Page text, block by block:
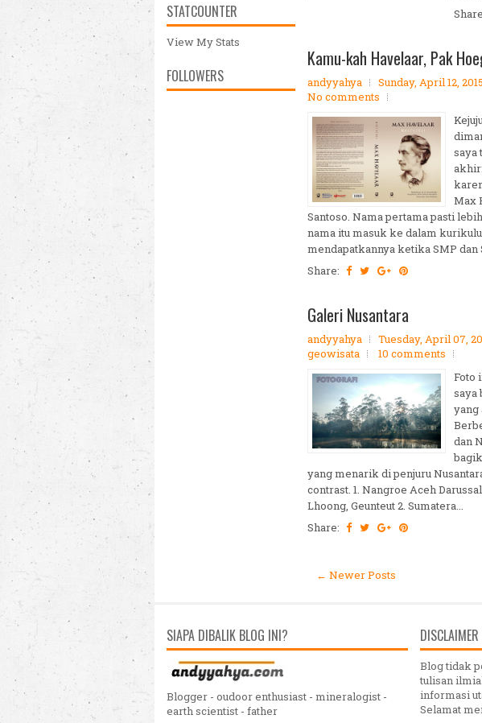
Kamu-kah Havelaar, Pak
andyyahya Sunday, April 12, 2015
No comments
saya
Max
Santoso. Nama pertama pasti
nama itu masuk ke dalam
mendapatkannya ketika SMP dan
Share:
Galeri Nusantara
andyyahya Tuesday, April 07,
geowisata
10 comments
Foto
saya
yang
dan
yang menarik di penjuru
contrast. 1. Nangroe Aceh
Lhoong, Geunteut 2. Sumatera...
Share:
← Newer Posts
STATCOUNTER
View My Stats
FOLLOWERS
SIAPA DIBALIK BLOG INI?
Blogger - oudoor enthusiast - mineralogist -
earth scientist - father
DISCLAIMER
Blog tidak
tulisan
informasi
Selamat